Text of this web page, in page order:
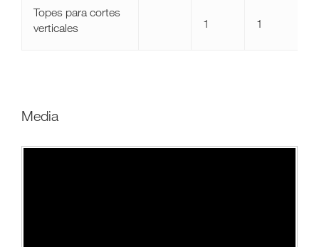
Topes para cortes
verticales
1 1
media